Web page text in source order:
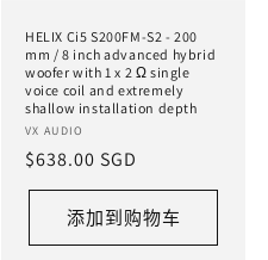
HELIX Ci5 S200FM-S2 - 200
mm / 8 inch advanced hybrid
woofer with 1 x 2 Ω single
voice coil and extremely
shallow installation depth
厂
商：
VX AUDIO
常
规
格
$638.00 SGD
添加到购物车